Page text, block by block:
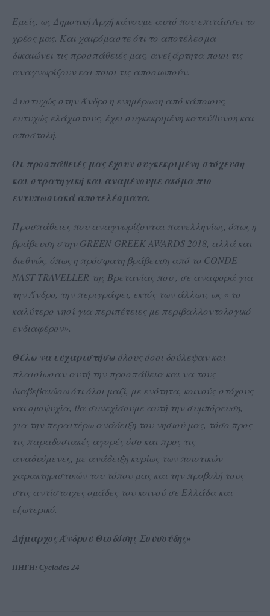
Εμείς, ως Δημοτική Αρχή κάνουμε αυτό που επιτάσσει το
χρέος μας. Και χαιρόμαστε ότι το αποτέλεσμα
δικαιώνει τις προσπάθειές μας, ανεξάρτητα ποιοι τις
αναγνωρίζουν και ποιοι τις αποσιωπούν.
Δυστυχώς στην Άνδρο η ενημέρωση από κάποιους,
ευτυχώς ελάχιστους, έχει συγκεκριμένη κατεύθυνση και
αποστολή.
Οι προσπάθειές μας έχουν συγκεκριμένη στόχευση
και στρατηγική και αναμένουμε ακόμα πιο
εντυπωσιακά αποτελέσματα.
Προσπάθειες που αναγνωρίζονται πανελληνίως, όπως η
βράβευση στην GREEN GREEK AWARDS 2018, αλλά και
διεθνώς, όπως η πρόσφατη βράβευση από το CONDE
NAST TRAVELLER της Βρετανίας που , σε αναφορά για
την Άνδρο, την περιγράφει, εκτός των άλλων, ως « το
καλύτερο νησί για περιπέτειες με περιβαλλοντολογικό
ενδιαφέρον».
Θέλω να ευχαριστήσω όλους όσοι δούλεψαν και
πλαισίωσαν αυτή την προσπάθεια και να τους
διαβεβαιώσω ότι όλοι μαζί, με ενότητα, κοινούς στόχους
και ομοψυχία, θα συνεχίσουμε αυτή την συμπόρευση,
για την περαιτέρω ανάδειξη του νησιού μας, τόσο προς
τις παραδοσιακές αγορές όσο και προς τις
αναδυόμενες, με ανάδειξη κυρίως των ποιοτικών
χαρακτηριστικών του τόπου μας και την προβολή τους
στις αντίστοιχες ομάδες του κοινού σε Ελλάδα και
εξωτερικό.
Δήμαρχος Άνδρου Θεοδόσης Σουσούδης»
ΠΗΓΗ: Cyclades 24